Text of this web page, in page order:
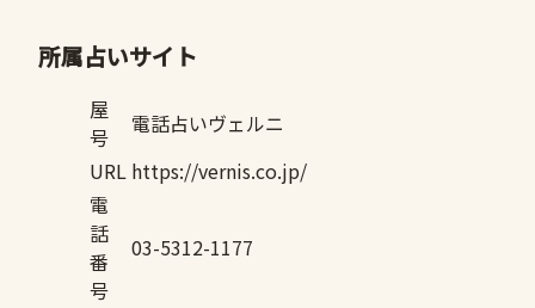
所属占いサイト
屋
号
電話占いヴェルニ
URL https://vernis.co.jp/
電
話
番
号
03-5312-1177